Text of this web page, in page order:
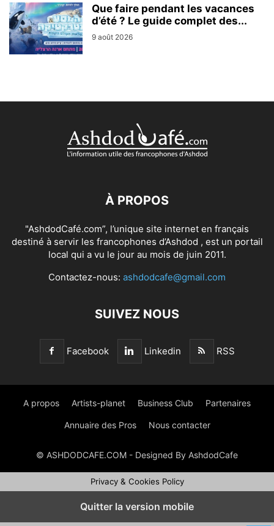
Que faire pendant les vacances
d’été ? Le guide complet des...
9 août 2026
À PROPOS
"AshdodCafé.com”, l’unique site internet en français
destiné à servir les francophones d’Ashdod , est un portail
local qui a vu le jour au mois de juin 2011.
Contactez-nous: ashdodcafe@gmail.com
SUIVEZ NOUS
Facebook Linkedin RSS
A propos Artists-planet Business Club Partenaires
Annuaire des Pros Nous contacter
© ASHDODCAFE.COM - Designed By AshdodCafe
Privacy & Cookies Policy
Quitter la version mobile